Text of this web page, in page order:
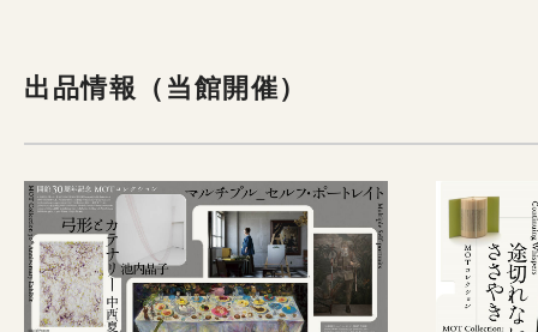
出品情報（当館開催）